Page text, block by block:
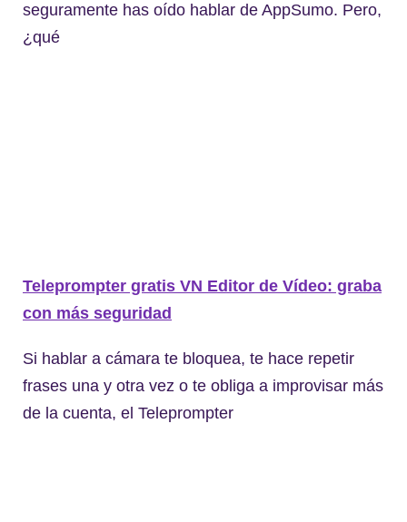
seguramente has oído hablar de AppSumo. Pero,
¿qué
Teleprompter gratis VN Editor de Vídeo: graba
con más seguridad
Si hablar a cámara te bloquea, te hace repetir
frases una y otra vez o te obliga a improvisar más
de la cuenta, el Teleprompter